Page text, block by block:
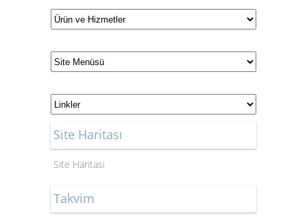
Site Haritası
Site Haritası
Takvim